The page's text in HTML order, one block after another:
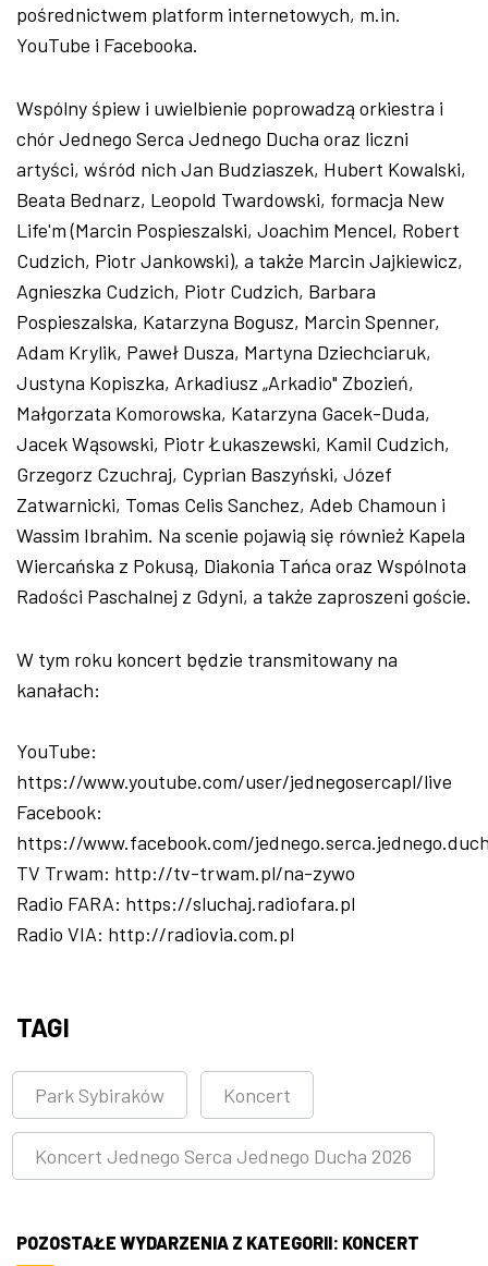
pośrednictwem platform internetowych, m.in.
YouTube i Facebooka.
Wspólny śpiew i uwielbienie poprowadzą orkiestra i
chór Jednego Serca Jednego Ducha oraz liczni
artyści, wśród nich Jan Budziaszek, Hubert Kowalski,
Beata Bednarz, Leopold Twardowski, formacja New
Life'm (Marcin Pospieszalski, Joachim Mencel, Robert
Cudzich, Piotr Jankowski), a także Marcin Jajkiewicz,
Agnieszka Cudzich, Piotr Cudzich, Barbara
Pospieszalska, Katarzyna Bogusz, Marcin Spenner,
Adam Krylik, Paweł Dusza, Martyna Dziechciaruk,
Justyna Kopiszka, Arkadiusz „Arkadio" Zbozień,
Małgorzata Komorowska, Katarzyna Gacek-Duda,
Jacek Wąsowski, Piotr Łukaszewski, Kamil Cudzich,
Grzegorz Czuchraj, Cyprian Baszyński, Józef
Zatwarnicki, Tomas Celis Sanchez, Adeb Chamoun i
Wassim Ibrahim. Na scenie pojawią się również Kapela
Wiercańska z Pokusą, Diakonia Tańca oraz Wspólnota
Radości Paschalnej z Gdyni, a także zaproszeni goście.
W tym roku koncert będzie transmitowany na
kanałach:
YouTube:
https://www.youtube.com/user/jednegosercapl/live
Facebook:
https://www.facebook.com/
TV Trwam: http://tv-trwam.pl/na-zywo
Radio FARA: https://sluchaj.radiofara.pl
Radio VIA: http://radiovia.com.pl
TAGI
Park Sybiraków Koncert
Koncert Jednego Serca Jednego Ducha 2026
POZOSTAŁE WYDARZENIA Z KATEGORII: KONCERT